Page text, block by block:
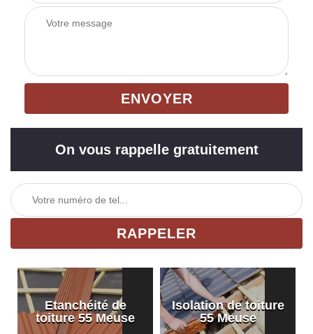
On vous rappelle gratuitement
Etanchéité de
toiture 55 Meuse
Isolation de toiture
55 Meuse